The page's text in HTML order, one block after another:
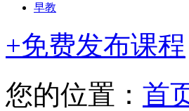
早教
+免费发布课程
您的位置： 首